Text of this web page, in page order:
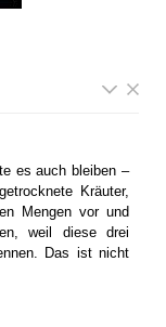
es auch bleiben –
Kräuter,
Mengen vor und
weil diese drei
Das ist nicht